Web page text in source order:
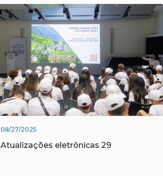
08/27/2025
Atualizações eletrônicas 29